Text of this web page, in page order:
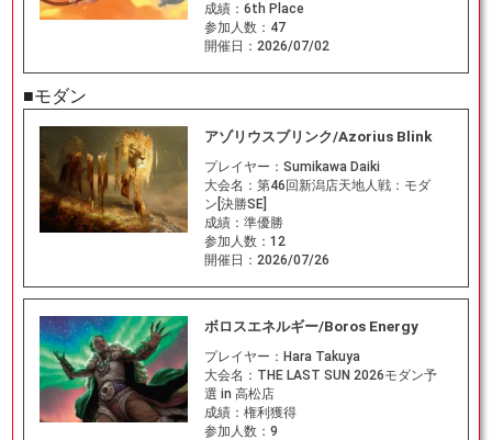
成績： 6th Place
参加人数： 47
開催日： 2026/07/02
■モダン
アゾリウスブリンク/Azorius Blink
プレイヤー： Sumikawa Daiki
大会名： 第46回新潟店天地人戦：モダ
ン[決勝SE]
成績： 準優勝
参加人数： 12
開催日： 2026/07/26
ボロスエネルギー/Boros Energy
プレイヤー： Hara Takuya
大会名： THE LAST SUN 2026モダン予
選 in 高松店
成績： 権利獲得
参加人数： 9